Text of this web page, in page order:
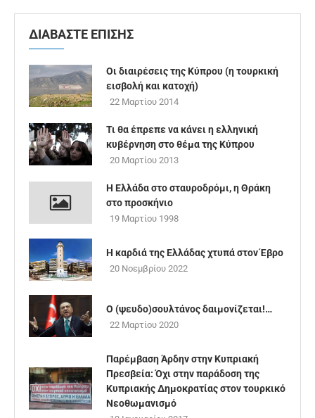
ΔΙΑΒΑΣΤΕ ΕΠΙΣΗΣ
Οι διαιρέσεις της Κύπρου (η τουρκική
εισβολή και κατοχή)
22 Μαρτίου 2014
Τι θα έπρεπε να κάνει η ελληνική
κυβέρνηση στο θέμα της Κύπρου
20 Μαρτίου 2013
Η Ελλάδα στο σταυροδρόμι, η Θράκη
στο προσκήνιο
19 Μαρτίου 1998
H καρδιά της Ελλάδας χτυπά στον Έβρο
20 Νοεμβρίου 2022
Ο (ψευδο)σουλτάνος δαιμονίζεται!…
22 Μαρτίου 2020
Παρέμβαση Άρδην στην Κυπριακή
Πρεσβεία: Όχι στην παράδοση της
Κυπριακής Δημοκρατίας στον τουρκικό
Νεοθωμανισμό